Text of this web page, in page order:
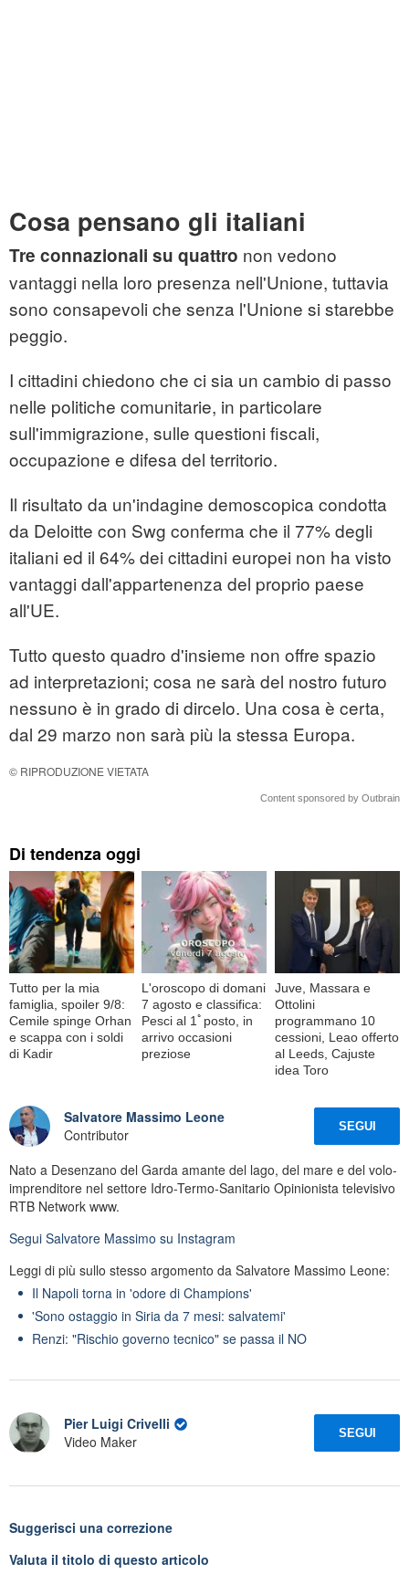
Cosa pensano gli italiani
Tre connazionali su quattro non vedono
vantaggi nella loro presenza nell'Unione, tuttavia
sono consapevoli che senza l'Unione si starebbe
peggio.
I cittadini chiedono che ci sia un cambio di passo
nelle politiche comunitarie, in particolare
sull'immigrazione, sulle questioni fiscali,
occupazione e difesa del territorio.
Il risultato da un'indagine demoscopica condotta
da Deloitte con Swg conferma che il 77% degli
italiani ed il 64% dei cittadini europei non ha visto
vantaggi dall'appartenenza del proprio paese
all'UE.
Tutto questo quadro d'insieme non offre spazio
ad interpretazioni; cosa ne sarà del nostro futuro
nessuno è in grado di dircelo. Una cosa è certa,
dal 29 marzo non sarà più la stessa Europa.
© RIPRODUZIONE VIETATA
Content sponsored by Outbrain
Di tendenza oggi
Tutto per la mia
famiglia, spoiler 9/8:
Cemile spinge Orhan
e scappa con i soldi
di Kadir
L'oroscopo di domani
7 agosto e classifica:
Pesci al 1ﾟposto, in
arrivo occasioni
preziose
Juve, Massara e
Ottolini
programmano 10
cessioni, Leao offerto
al Leeds, Cajuste
idea Toro
Salvatore Massimo Leone
Contributor
SEGUI
Nato a Desenzano del Garda amante del lago, del mare e del volo-
imprenditore nel settore Idro-Termo-Sanitario Opinionista televisivo
RTB Network www.
Segui Salvatore Massimo su Instagram
Leggi di più sullo stesso argomento da Salvatore Massimo Leone:
Il Napoli torna in 'odore di Champions'
'Sono ostaggio in Siria da 7 mesi: salvatemi'
Renzi: "Rischio governo tecnico" se passa il NO
Pier Luigi Crivelli
Video Maker
SEGUI
Suggerisci una correzione
Valuta il titolo di questo articolo